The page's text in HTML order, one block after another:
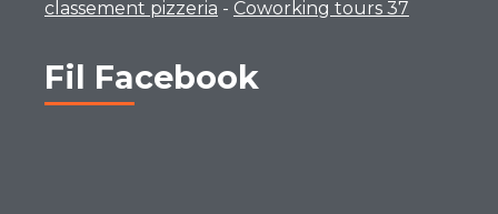
classement pizzeria - Coworking tours 37
Fil Facebook